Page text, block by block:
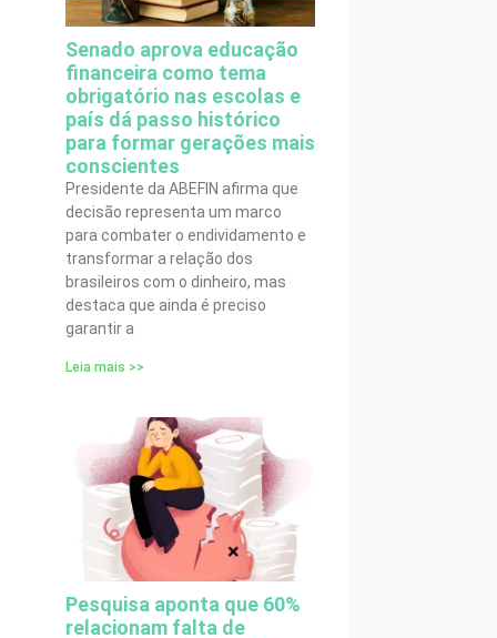
Senado aprova educação
financeira como tema
obrigatório nas escolas e
país dá passo histórico
para formar gerações mais
conscientes
Presidente da ABEFIN afirma que
decisão representa um marco
para combater o endividamento e
transformar a relação dos
brasileiros com o dinheiro, mas
destaca que ainda é preciso
garantir a
Leia mais >>
Pesquisa aponta que 60%
relacionam falta de